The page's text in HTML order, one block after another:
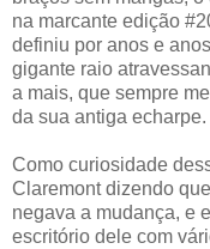
na marcante edição
definiu por anos e
gigante raio
a mais, que sempre
da sua antiga echarpe.
Como curiosidade
Claremont dizendo
negava a mudança, e
escritório dele com